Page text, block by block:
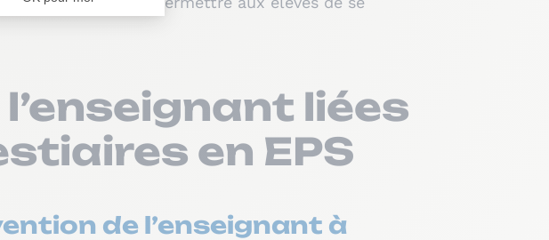
liées
en EPS
de l’enseignant à